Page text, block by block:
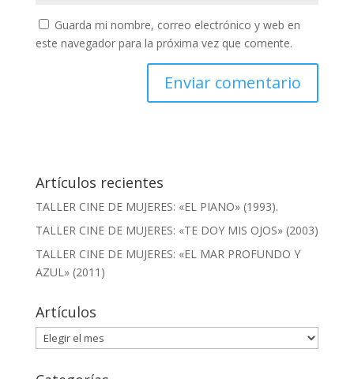
Guarda mi nombre, correo electrónico y web en
este navegador para la próxima vez que comente.
Artículos recientes
TALLER CINE DE MUJERES: «EL PIANO» (1993).
TALLER CINE DE MUJERES: «TE DOY MIS OJOS» (2003)
TALLER CINE DE MUJERES: «EL MAR PROFUNDO Y
AZUL» (2011)
Artículos
Artículos